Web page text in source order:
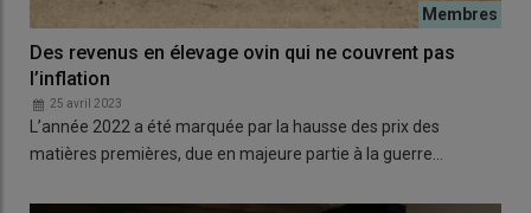
Des revenus en élevage ovin qui ne couvrent pas
l’inflation
25 avril 2023
L’année 2022 a été marquée par la hausse des prix des
matières premières, due en majeure partie à la guerre…